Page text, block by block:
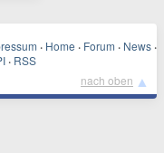
· Home · Forum · News ·
· RSS
nach oben ▲